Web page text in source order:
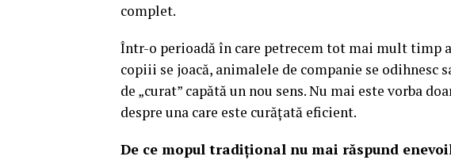
complet.
Într-o perioadă în care petrecem tot mai mult timp
copiii se joacă, animalele de companie se odihnesc
de „curat” capătă un nou sens. Nu mai este vorba
despre una care este curățată eficient.
De ce mopul tradițional nu mai răspund